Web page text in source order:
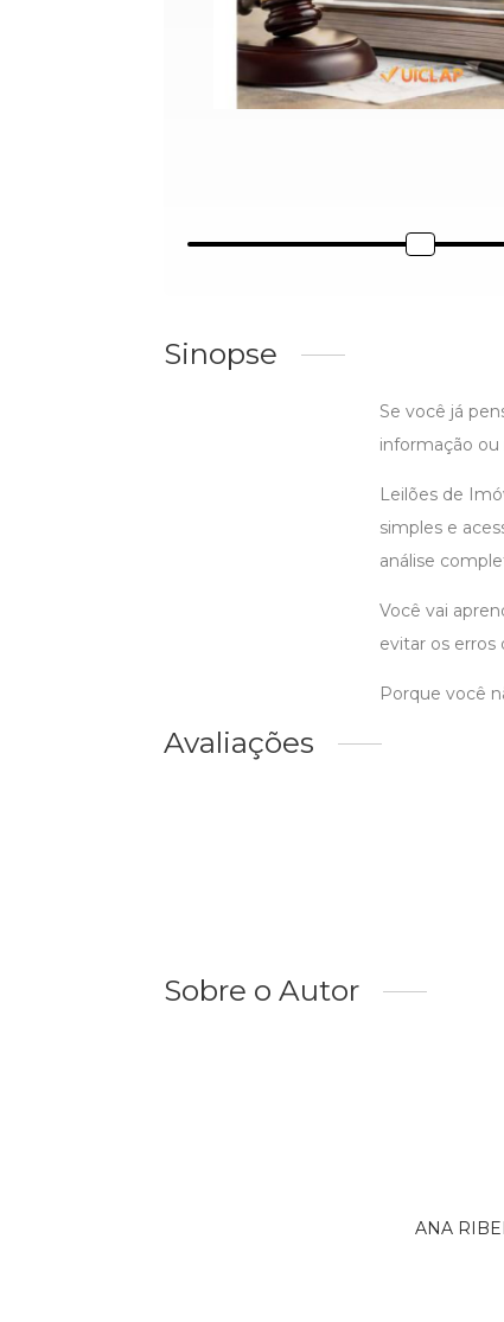
Sinopse
Se você já
informação ou
Leilões de
simples e
análise
Você vai
evitar os
Porque você
Avaliações
Sobre o Autor
ANA